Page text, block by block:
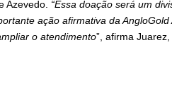
Azevedo. “Essa doação será um
ação afirmativa da
o atendimento”, afirma